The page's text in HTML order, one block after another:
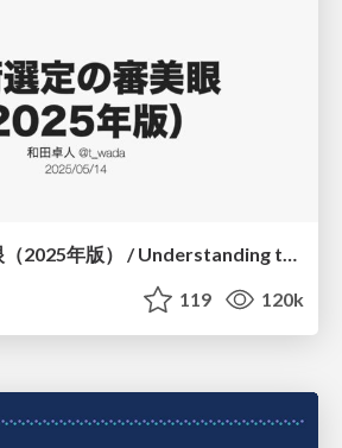
技術選定の審美眼（2025年版） / Understanding the Spiral of Technologies 2025 edition
119 120k